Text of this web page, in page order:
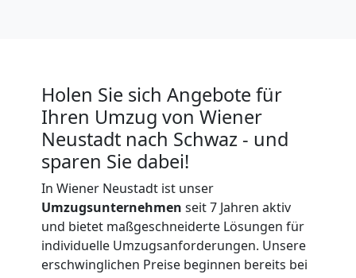
Holen Sie sich Angebote für
Ihren Umzug von Wiener
Neustadt nach Schwaz - und
sparen Sie dabei!
In Wiener Neustadt ist unser
Umzugsunternehmen seit 7 Jahren aktiv
und bietet maßgeschneiderte Lösungen für
individuelle Umzugsanforderungen. Unsere
erschwinglichen Preise beginnen bereits bei
Vereinsumzug
Wiener
Neustadt
Anfrage